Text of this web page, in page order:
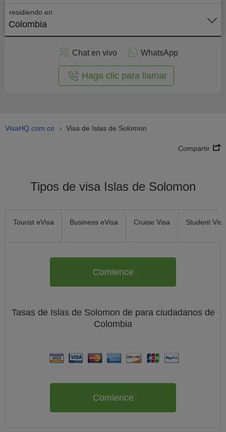
residiendo en
Colombia
Chat en vivo WhatsApp
Haga clic para llamar
VisaHQ.com.co › Visa de Islas de Solomon
Compartir
Tipos de visa Islas de Solomon
Tourist eVisa Business eVisa Cruise Visa Student Visa
Comience
Tasas de Islas de Solomon de para ciudadanos de
Colombia
Comience